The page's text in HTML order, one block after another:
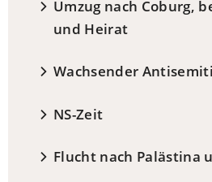
Umzug nach Coburg,
und Heirat
Wachsender
NS-Zeit
Flucht nach Palästina